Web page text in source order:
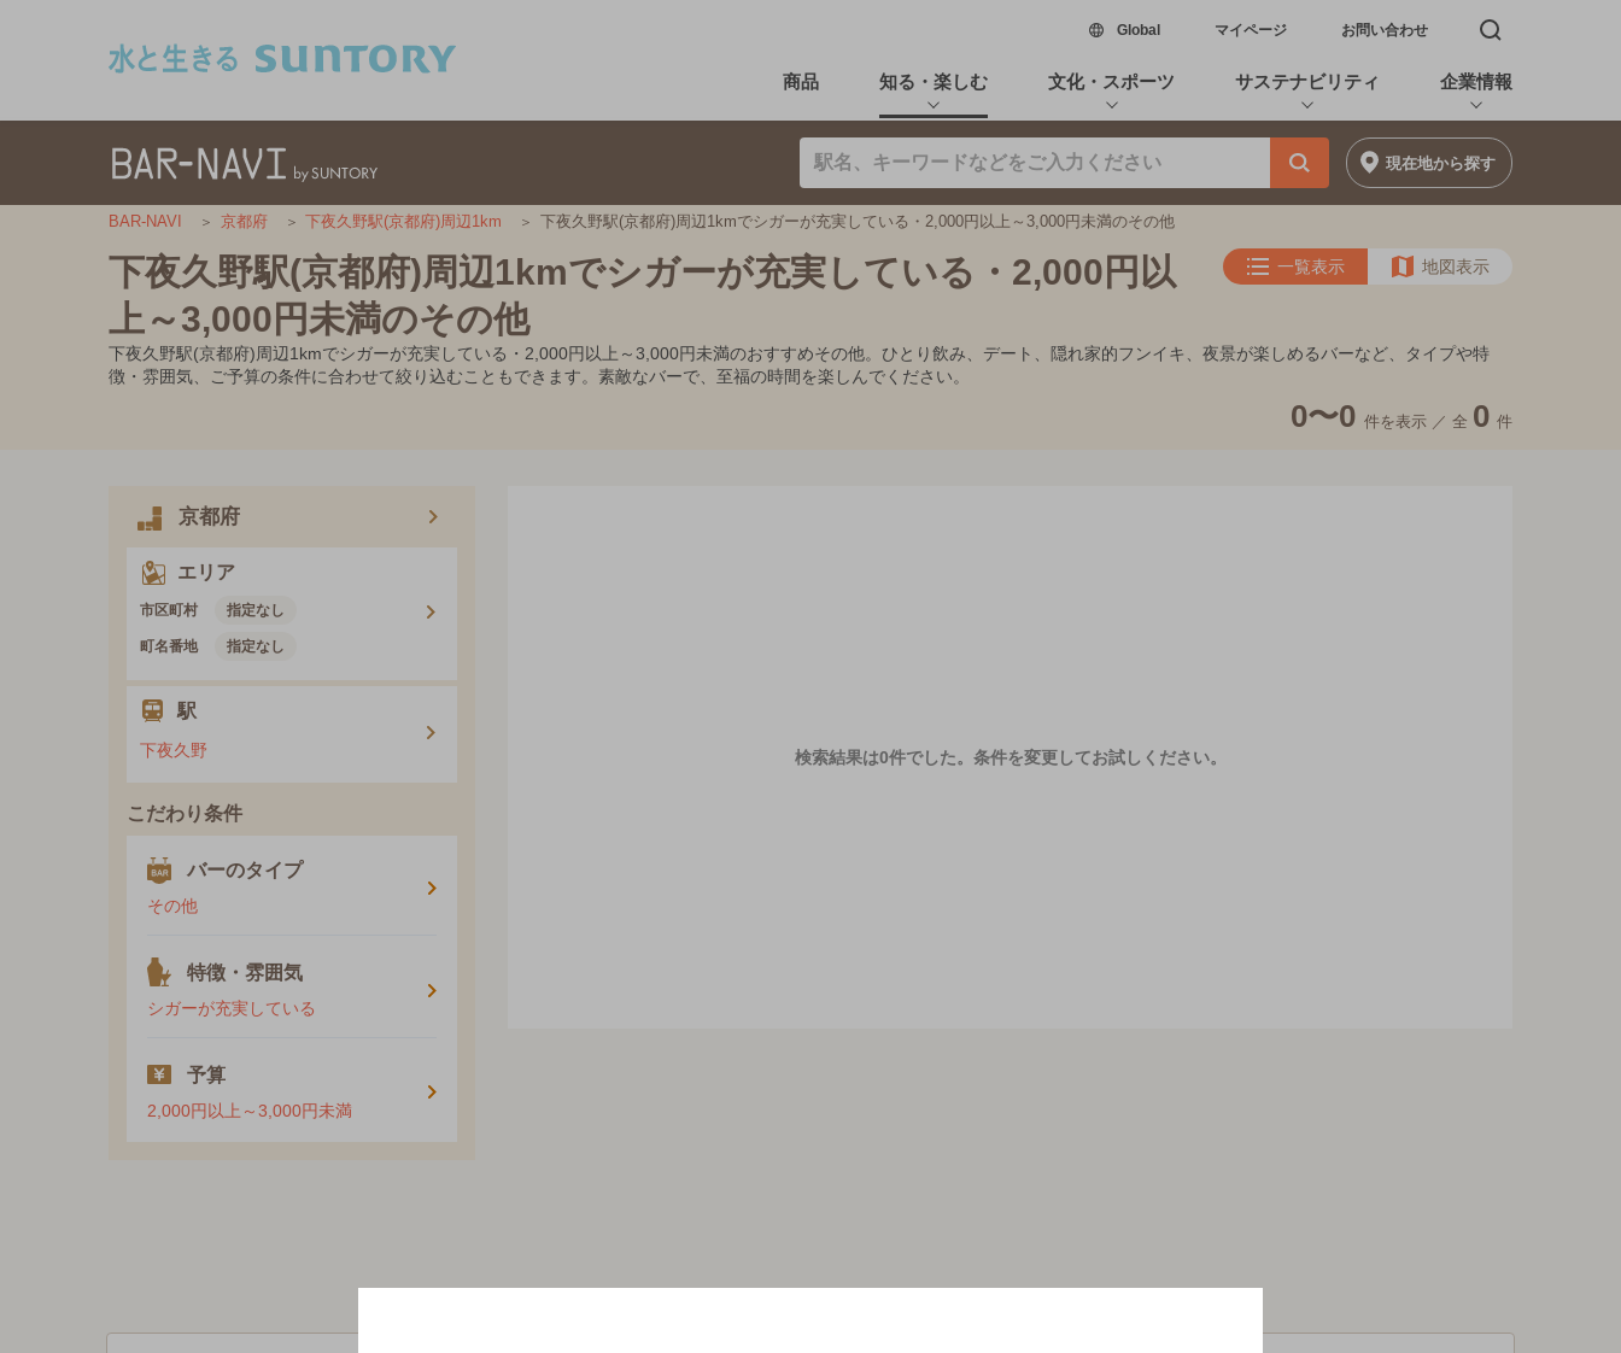
Global新しいウィンドウで開く
マイページ お問い合わせ 検索窓を開く
商品 知る・楽しむ 文化・スポーツ サステナビリティ 企業情報
現在地から探す
BAR-NAVI 京都府 下夜久野駅(京都府)周辺1km 下夜久野駅(京都府)周辺1kmでシガーが充実している・2,000円以上～3,000円未満のその他
下夜久野駅(京都府)周辺1kmでシガーが充実している・2,000円以
上～3,000円未満のその他
一覧表示 地図表示
下夜久野駅(京都府)周辺1kmでシガーが充実している・2,000円以上～3,000円未満のおすすめその他。ひとり飲み、デート、隠れ家的フンイキ、夜景が楽しめるバーなど、タイプや特
徴・雰囲気、ご予算の条件に合わせて絞り込むこともできます。素敵なバーで、至福の時間を楽しんでください。
0〜0 件を表示 ／ 全 0 件
京都府
エリア
市区町村 指定なし
町名番地 指定なし
駅
下夜久野
こだわり条件
バーのタイプ
その他
特徴・雰囲気
シガーが充実している
予算
2,000円以上～3,000円未満
検索結果は0件でした。 条件を変更してお試しください。